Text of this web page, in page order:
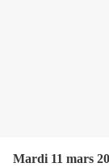
Mardi 11 mars